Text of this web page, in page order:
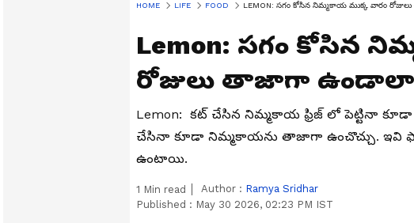
HOME LIFE FOOD LEMON: సగం కోసిన నిమ్మకాయ ముక్క వారం
Lemon: సగం కోసిన
రోజులు తాజాగా
Lemon: కట్ చేసిన నిమ్మకాయ ఫ్రిజ్ లో పెట్టినా
చేసినా కూడా నిమ్మకాయను తాజాగా ఉంచొచ్చు.
ఉంటాయి.
1 Min read Author : Ramya Sridhar
Published : May 30 2026, 02:23 PM IST